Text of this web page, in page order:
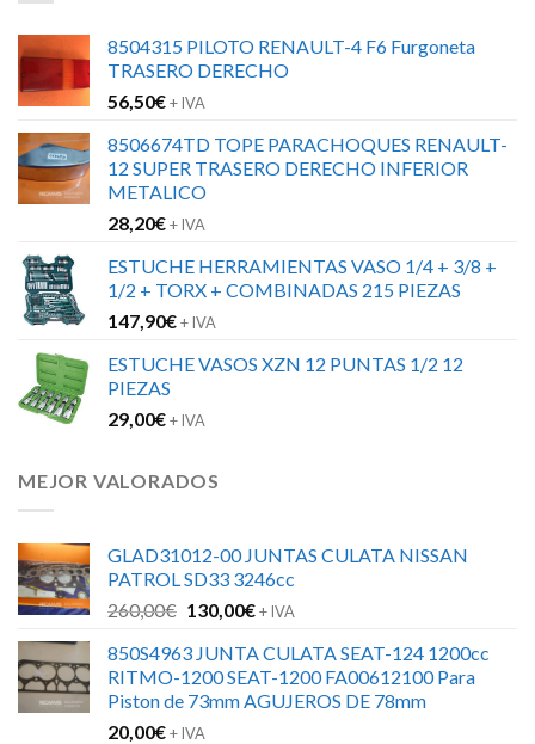
8504315 PILOTO RENAULT-4 F6 Furgoneta
TRASERO DERECHO
56,50€+ IVA
8506674TD TOPE PARACHOQUES RENAULT-
12 SUPER TRASERO DERECHO INFERIOR
METALICO
28,20€+ IVA
ESTUCHE HERRAMIENTAS VASO 1/4 + 3/8 +
1/2 + TORX + COMBINADAS 215 PIEZAS
147,90€+ IVA
ESTUCHE VASOS XZN 12 PUNTAS 1/2 12
PIEZAS
29,00€+ IVA
MEJOR VALORADOS
GLAD31012-00 JUNTAS CULATA NISSAN
PATROL SD33 3246cc
260,00€ El
original
era:
260,00€.
130,00€El
actual
es:
130,00€.
+ IVA
850S4963 JUNTA CULATA SEAT-124 1200cc
RITMO-1200 SEAT-1200 FA00612100 Para
Piston de 73mm AGUJEROS DE 78mm
20,00€+ IVA